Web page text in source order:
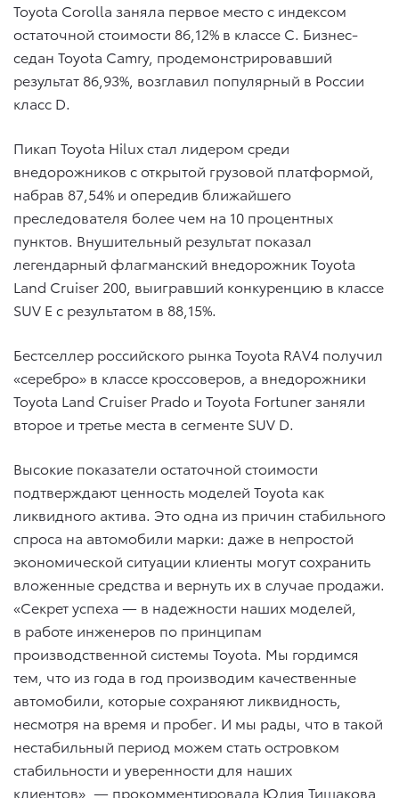
Toyota Corolla заняла первое место с индексом
остаточной стоимости 86,12% в классе С. Бизнес-
седан Toyota Camry, продемонстрировавший
результат 86,93%, возглавил популярный в России
класс D.
Пикап Toyota Hilux стал лидером среди
внедорожников с открытой грузовой платформой,
набрав 87,54% и опередив ближайшего
преследователя более чем на 10 процентных
пунктов. Внушительный результат показал
легендарный флагманский внедорожник Toyota
Land Cruiser 200, выигравший конкуренцию в классе
SUV E с результатом в 88,15%.
Бестселлер российского рынка Toyota RAV4 получил
«серебро» в классе кроссоверов, а внедорожники
Toyota Land Cruiser Prado и Toyota Fortuner заняли
второе и третье места в сегменте SUV D.
Высокие показатели остаточной стоимости
подтверждают ценность моделей Toyota как
ликвидного актива. Это одна из причин стабильного
спроса на автомобили марки: даже в непростой
экономической ситуации клиенты могут сохранить
вложенные средства и вернуть их в случае продажи.
«Секрет успеха — в надежности наших моделей,
в работе инженеров по принципам
производственной системы Toyota. Мы гордимся
тем, что из года в год производим качественные
автомобили, которые сохраняют ликвидность,
несмотря на время и пробег. И мы рады, что в такой
нестабильный период можем стать островком
стабильности и уверенности для наших
клиентов», — прокомментировала Юлия Тишакова,